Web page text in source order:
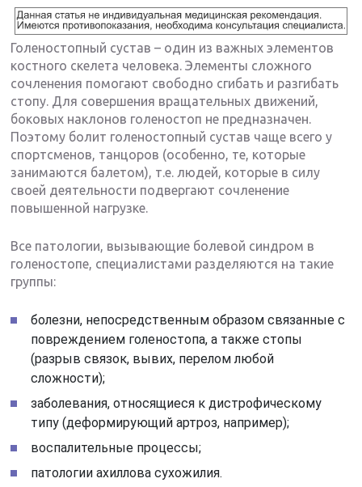
Голеностопный сустав – один из важных элементов
костного скелета человека. Элементы сложного
сочленения помогают свободно сгибать и разгибать
стопу. Для совершения вращательных движений,
боковых наклонов голеностоп не предназначен.
Поэтому болит голеностопный сустав чаще всего у
спортсменов, танцоров (особенно, те, которые
занимаются балетом), т.е. людей, которые в силу
своей деятельности подвергают сочленение
повышенной нагрузке.
Все патологии, вызывающие болевой синдром в
голеностопе, специалистами разделяются на такие
группы:
болезни, непосредственным образом связанные с
повреждением голеностопа, а также стопы
(разрыв связок, вывих, перелом любой
сложности);
заболевания, относящиеся к дистрофическому
типу (деформирующий артроз, например);
воспалительные процессы;
патологии ахиллова сухожилия.